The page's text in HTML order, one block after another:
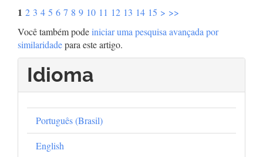
1 2 3 4 5 6 7 8 9 10 11 12 13 14 15 > >>
Você também podeiniciar uma pesquisa avançada por
similaridadepara este artigo.
Idioma
Português (Brasil)
English